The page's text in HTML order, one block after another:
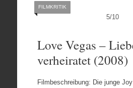
5/10
FILMKRITIK
Love Vegas –
verheiratet (2008)
Filmbeschreibung: Die junge